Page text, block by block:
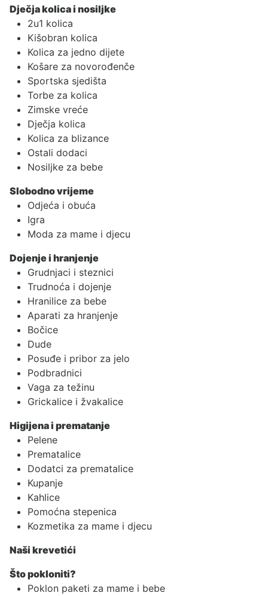
Dječja kolica i nosiljke
2u1 kolica
Kišobran kolica
Kolica za jedno dijete
Košare za novorođenče
Sportska sjedišta
Torbe za kolica
Zimske vreće
Dječja kolica
Kolica za blizance
Ostali dodaci
Nosiljke za bebe
Slobodno vrijeme
Odjeća i obuća
Igra
Moda za mame i djecu
Dojenje i hranjenje
Grudnjaci i steznici
Trudnoća i dojenje
Hranilice za bebe
Aparati za hranjenje
Bočice
Dude
Posuđe i pribor za jelo
Podbradnici
Vaga za težinu
Grickalice i žvakalice
Higijena i prematanje
Pelene
Prematalice
Dodatci za prematalice
Kupanje
Kahlice
Pomoćna stepenica
Kozmetika za mame i djecu
Naši krevetići
Što pokloniti?
Poklon paketi za mame i bebe